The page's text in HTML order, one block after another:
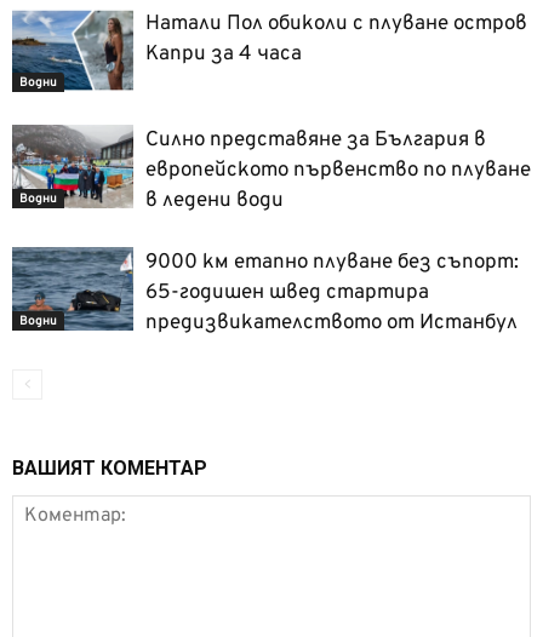
Водни
Натали Пол обиколи с плуване остров
Капри за 4 часа
Водни
Силно представяне за България в
европейското първенство по плуване
в ледени води
Водни
9000 км етапно плуване без съпорт:
65-годишен швед стартира
предизвикателството от Истанбул
ВАШИЯТ КОМЕНТАР